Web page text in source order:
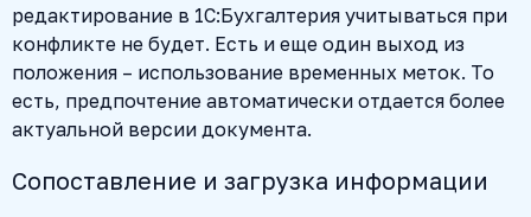
редактирование в 1С:Бухгалтерия учитываться при
конфликте не будет. Есть и еще один выход из
положения – использование временных меток. То
есть, предпочтение автоматически отдается более
актуальной версии документа.
Сопоставление и загрузка информации